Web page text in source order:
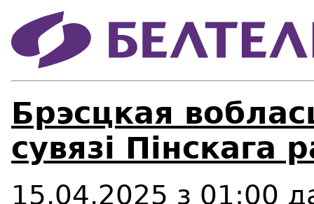
Брэсцкая
сувязі Пінскага
15.04.2025 з 01:00